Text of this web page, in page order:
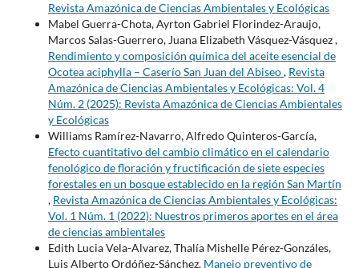
Revista Amazónica de Ciencias Ambientales y Ecológicas
Mabel Guerra-Chota, Ayrton Gabriel Florindez-Araujo,
Marcos Salas-Guerrero, Juana Elizabeth Vásquez-Vásquez ,
Rendimiento y composición química del aceite esencial de
Ocotea aciphylla – Caserío San Juan del Abiseo, Revista
Amazónica de Ciencias Ambientales y Ecológicas: Vol. 4
Núm. 2 (2025): Revista Amazónica de Ciencias Ambientales
y Ecológicas
Williams Ramírez-Navarro, Alfredo Quinteros-García,
Efecto cuantitativo del cambio climático en el calendario
fenológico de floración y fructificación de siete especies
forestales en un bosque establecido en la región San Martín
, Revista Amazónica de Ciencias Ambientales y Ecológicas:
Vol. 1 Núm. 1 (2022): Nuestros primeros aportes en el área
de ciencias ambientales
Edith Lucia Vela-Alvarez, Thalía Mishelle Pérez-Gonzáles,
Luis Alberto Ordóñez-Sánchez, Manejo preventivo de